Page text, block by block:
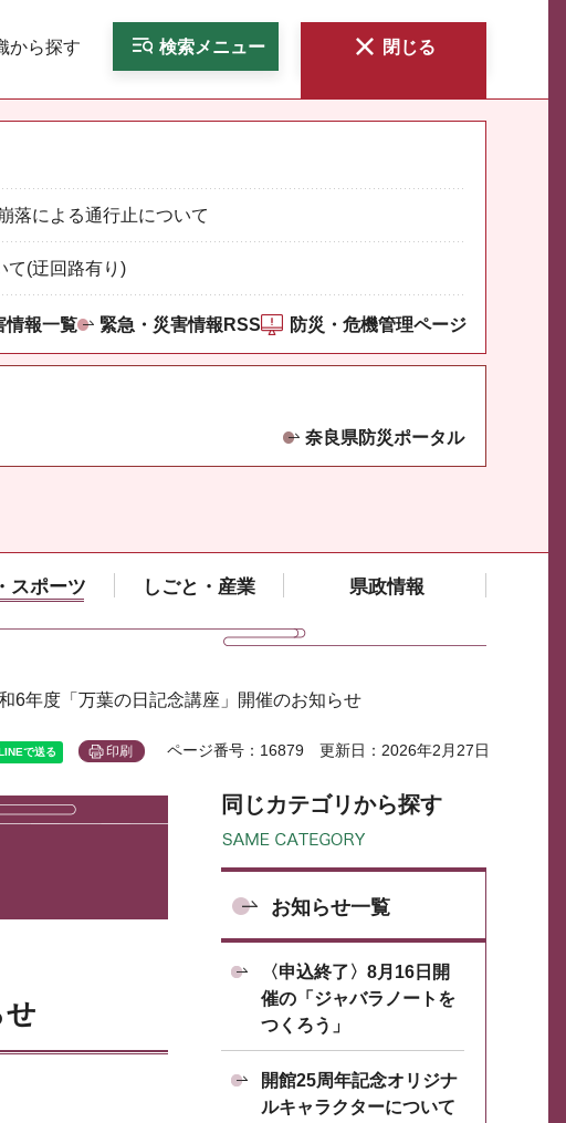
から探す 検索メニュー 閉じる
落による通行止について
て(迂回路有り)
情報一覧 緊急・災害情報RSS 防災・危機管理ページ
奈良県防災ポータル
スポーツ しごと・産業 県政情報
6年度「万葉の日記念講座」開催のお知らせ
印刷 ページ番号：16879 更新日：2026年2月27日
同じカテゴリから探す
お知らせ一覧
〈申込終了〉8月16日開
催の「ジャバラノートを
つくろう」
開館25周年記念オリジナ
ルキャラクターについて